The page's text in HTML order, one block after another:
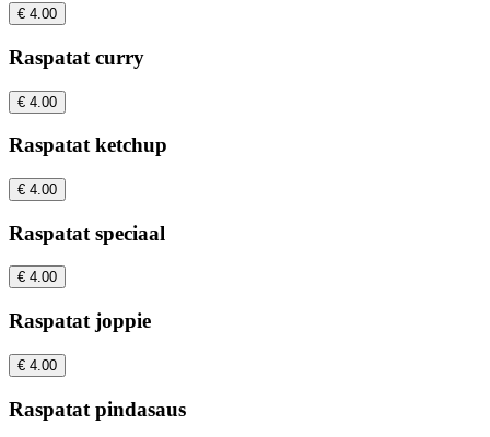
€ 4.00
Raspatat curry
€ 4.00
Raspatat ketchup
€ 4.00
Raspatat speciaal
€ 4.00
Raspatat joppie
€ 4.00
Raspatat pindasaus